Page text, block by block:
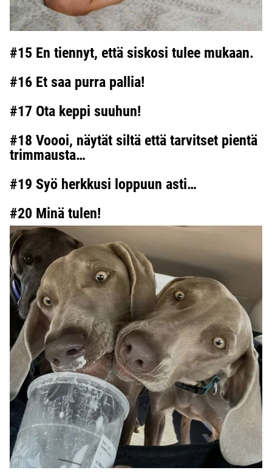
#15 En tiennyt, että siskosi tulee mukaan.
#16 Et saa purra pallia!
#17 Ota keppi suuhun!
#18 Voooi, näytät siltä että tarvitset pientä
trimmausta…
#19 Syö herkkusi loppuun asti…
#20 Minä tulen!